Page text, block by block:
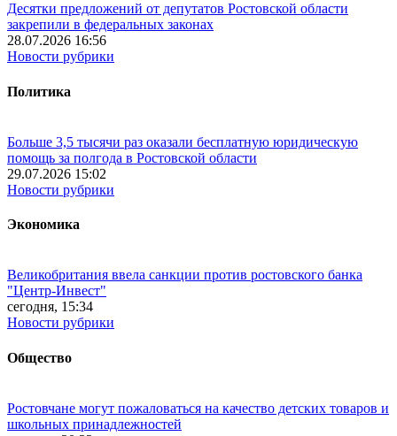
Десятки предложений от депутатов Ростовской области
закрепили в федеральных законах
28.07.2026 16:56
Новости рубрики
Политика
Больше 3,5 тысячи раз оказали бесплатную юридическую
помощь за полгода в Ростовской области
29.07.2026 15:02
Новости рубрики
Экономика
Великобритания ввела санкции против ростовского банка
"Центр-Инвест"
сегодня, 15:34
Новости рубрики
Общество
Ростовчане могут пожаловаться на качество детских товаров и
школьных принадлежностей